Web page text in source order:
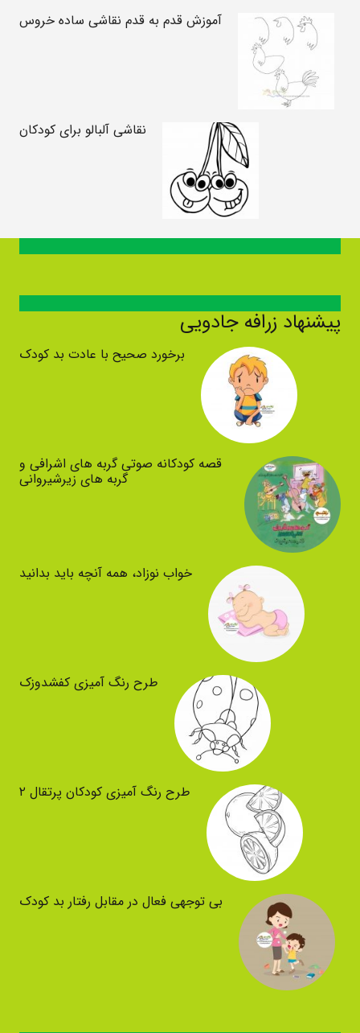
آموزش قدم به قدم نقاشی ساده خروس
نقاشی آلبالو برای کودکان
پیشنهاد زرافه جادویی
برخورد صحیح با عادت بد کودک
قصه کودکانه صوتی گربه های اشرافی و
گربه های زیرشیروانی
خواب نوزاد، همه آنچه باید بدانید
طرح رنگ آمیزی کفشدوزک
طرح رنگ آمیزی کودکان پرتقال ۲
بی توجهی فعال در مقابل رفتار بد کودک